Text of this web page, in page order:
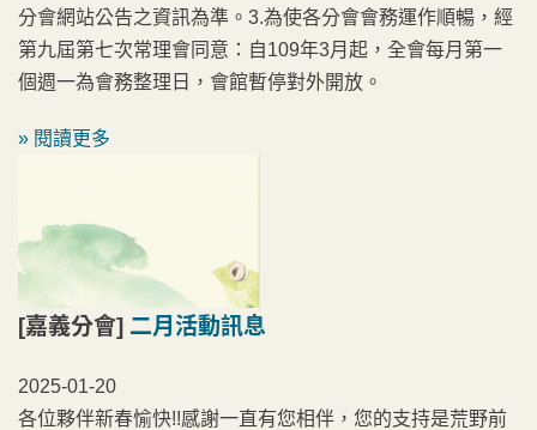
分會網站公告之資訊為準。3.為使各分會會務運作順暢，經
第九屆第七次常理會同意：自109年3月起，全會每月第一
個週一為會務整理日，會館暫停對外開放。
» 閱讀更多
[嘉義分會] 二月活動訊息
2025-01-20
各位夥伴新春愉快!!感謝一直有您相伴，您的支持是荒野前